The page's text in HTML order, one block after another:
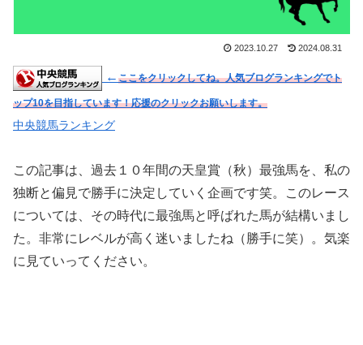
2023.10.27 2024.08.31
← ここをクリックしてね。人気ブログランキングでト
ップ10を目指しています！応援のクリックお願いします。
中央競馬ランキング
この記事は、過去１０年間の天皇賞（秋） 最強馬を、私の
独断と偏見で勝手に決定していく企画です笑。このレース
については、その時代に最強馬と呼ばれた馬が結構いまし
た。非常にレベルが高く迷いましたね（勝手に笑）。気楽
に見ていってください。